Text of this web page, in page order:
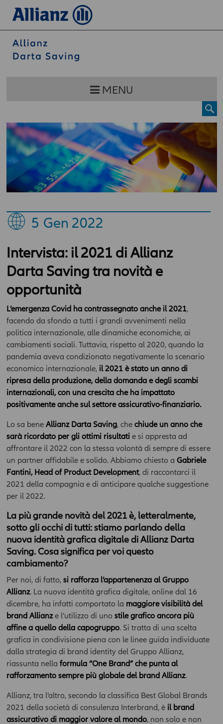
MENU
5 Gen 2022
Intervista: il 2021 di Allianz
Darta Saving tra novità e
opportunità
L’emergenza Covid ha contrassegnato anche il 2021,
facendo da sfondo a tutti i grandi avvenimenti nella
politica internazionale, alle dinamiche economiche, ai
cambiamenti sociali. Tuttavia, rispetto al 2020, quando la
pandemia aveva condizionato negativamente lo scenario
economico internazionale,il 2021 è stato un anno di
ripresa della produzione, della domanda e degli scambi
internazionali, con una crescita che ha impattato
positivamente anche sul settore assicurativo-finanziario.
Lo sa bene Allianz Darta Saving, che chiude un anno che
sarà ricordato per gli ottimi risultatie si appresta ad
affrontare il 2022 con la stessa volontà di sempre di essere
un partner affidabile e solido. Abbiamo chiesto a Gabriele
Fantini, Head of Product Development, di raccontarci il
2021 della compagnia e di anticipare qualche suggestione
per il 2022.
La più grande novità del 2021 è, letteralmente,
sotto gli occhi di tutti: stiamo parlando della
nuova identità grafica digitale di Allianz Darta
Saving. Cosa significa per voi questo
cambiamento?
Per noi, di fatto, si rafforza l’appartenenza al Gruppo
Allianz. La nuova identità grafica digitale, online dal 16
dicembre, ha infatti comportato la maggiore visibilità del
brand Allianze l’utilizzo di uno stile grafico ancora più
affine a quello della capogruppo. Si tratta di una scelta
grafica in condivisione piena con le linee guida individuate
dalla strategia di brand identity del Gruppo Allianz,
riassunta nella formula “One Brand” che punta al
rafforzamento sempre più globale del brand Allianz.
Allianz, tra l’altro, secondo la classifica Best Global Brands
2021 della società di consulenza Interbrand, è il brand
assicurativo di maggior valore al mondo, non solo e non